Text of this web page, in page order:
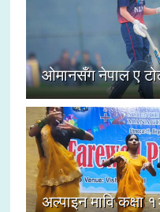
ओमानसँग नेपाल ए
अल्पाइन मावि कक्षा